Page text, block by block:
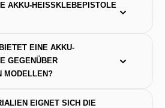
AKKU-HEISSKLEBEPISTOLE E
EINE AKKU-
K
EIGNET SICH DIE